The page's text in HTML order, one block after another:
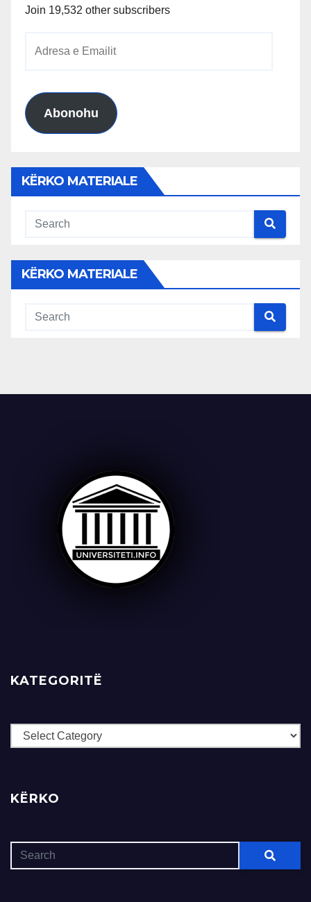
Join 19,532 other subscribers
Abonohu
KËRKO MATERIALE
KËRKO MATERIALE
KATEGORITË
Kategoritë
KËRKO